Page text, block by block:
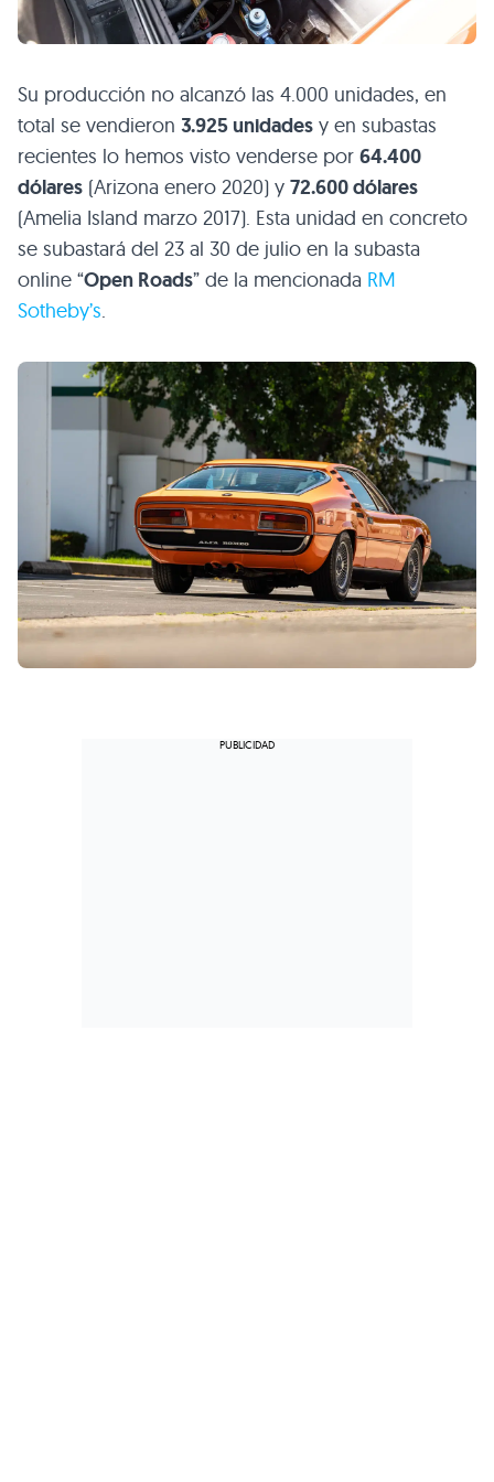
Su producción no alcanzó las 4.000 unidades, en
total se vendieron 3.925 unidades y en subastas
recientes lo hemos visto venderse por 64.400
dólares (Arizona enero 2020) y 72.600 dólares
(Amelia Island marzo 2017). Esta unidad en concreto
se subastará del 23 al 30 de julio en la subasta
online “Open Roads” de la mencionada RM
Sotheby’s.